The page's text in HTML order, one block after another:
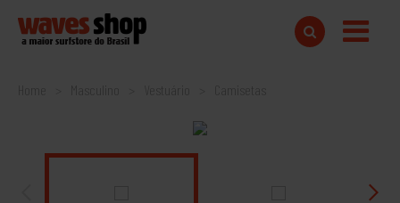
Home Camisetas